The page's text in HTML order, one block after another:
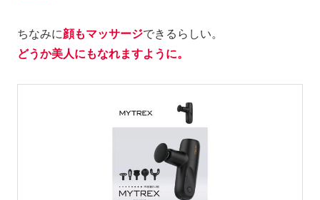
ちなみに顔もマッサージできるらしい。
どうか美人にもなれますように。